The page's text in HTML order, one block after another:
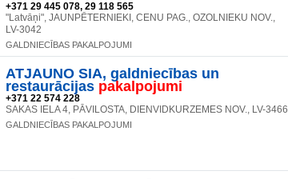
+371 29 445 078, 29 118 565
"Latvāņi", JAUNPĒTERNIEKI, CENU PAG., OZOLNIEKU NOV.,
LV-3042
GALDNIECĪBAS PAKALPOJUMI
ATJAUNO SIA, galdniecības un
restaurācijas pakalpojumi
+371 22 574 228
SAKAS IELA 4, PĀVILOSTA, DIENVIDKURZEMES NOV., LV-3466
GALDNIECĪBAS PAKALPOJUMI